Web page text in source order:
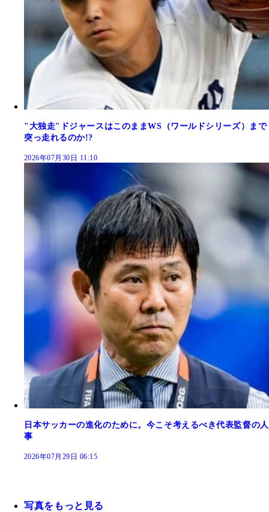
"大独走"ドジャースはこのままWS（ワールドシリーズ）まで
突っ走れるのか!?
2026年07月30日 11:10
日本サッカーの進化のために。今こそ考えるべき代表監督の人
事
2026年07月29日 06:15
写真をもっと見る